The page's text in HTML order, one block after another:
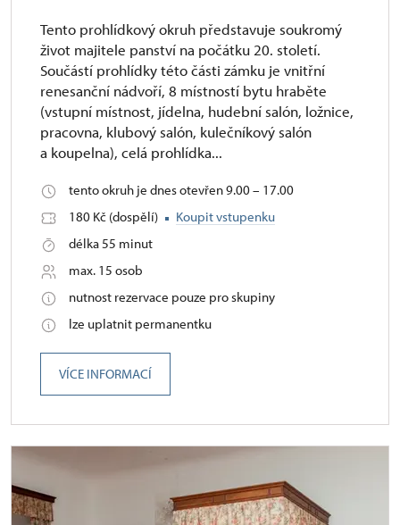
Tento prohlídkový okruh představuje soukromý
život majitele panství na počátku 20. století.
Součástí prohlídky této části zámku je vnitřní
renesanční nádvoří, 8 místností bytu hraběte
(vstupní místnost, jídelna, hudební salón, ložnice,
pracovna, klubový salón, kulečníkový salón
a koupelna), celá prohlídka...
tento okruh je dnes otevřen 9.00 – 17.00
180 Kč (dospělí)
Koupit vstupenku
délka 55 minut
max. 15 osob
nutnost rezervace pouze pro skupiny
lze uplatnit permanentku
VÍCE INFORMACÍ